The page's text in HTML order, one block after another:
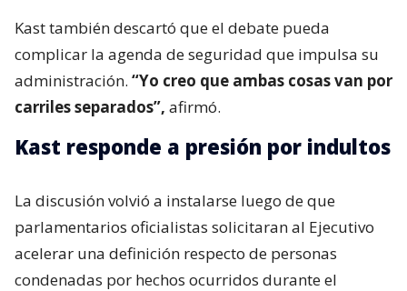
Kast también descartó que el debate pueda
complicar la agenda de seguridad que impulsa su
administración. “Yo creo que ambas cosas van por
carriles separados”, afirmó.
Kast responde a presión por indultos
La discusión volvió a instalarse luego de que
parlamentarios oficialistas solicitaran al Ejecutivo
acelerar una definición respecto de personas
condenadas por hechos ocurridos durante el